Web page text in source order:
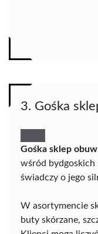
3. Gośka
Gośka sklep
wśród
świadczy o jego
W asortymencie
buty skórzane,